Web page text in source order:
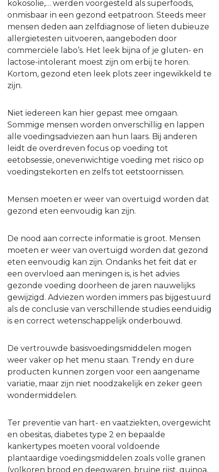
kokosolie,… werden voorgesteld als superfoods,
onmisbaar in een gezond eetpatroon. Steeds meer
mensen deden aan zelfdiagnose of lieten dubieuze
allergietesten uitvoeren, aangeboden door
commerciële labo’s. Het leek bijna of je gluten- en
lactose-intolerant moest zijn om erbij te horen.
Kortom, gezond eten leek plots zeer ingewikkeld te
zijn.
Niet iedereen kan hier gepast mee omgaan.
Sommige mensen worden onverschillig en lappen
alle voedingsadviezen aan hun laars. Bij anderen
leidt de overdreven focus op voeding tot
eetobsessie, onevenwichtige voeding met risico op
voedingstekorten en zelfs tot eetstoornissen.
Mensen moeten er weer van overtuigd worden dat
gezond eten eenvoudig kan zijn.
De nood aan correcte informatie is groot. Mensen
moeten er weer van overtuigd worden dat gezond
eten eenvoudig kan zijn. Ondanks het feit dat er
een overvloed aan meningen is, is het advies
gezonde voeding doorheen de jaren nauwelijks
gewijzigd. Adviezen worden immers pas bijgestuurd
als de conclusie van verschillende studies eenduidig
is en correct wetenschappelijk onderbouwd.
De vertrouwde basisvoedingsmiddelen mogen
weer vaker op het menu staan. Trendy en dure
producten kunnen zorgen voor een aangename
variatie, maar zijn niet noodzakelijk en zeker geen
wondermiddelen.
Ter preventie van hart- en vaatziekten, overgewicht
en obesitas, diabetes type 2 en bepaalde
kankertypes moeten vooral voldoende
plantaardige voedingsmiddelen zoals volle granen
(volkoren brood en deegwaren, bruine rijst, quinoa,